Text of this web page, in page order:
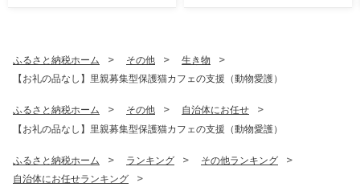
ふるさと納税ホーム その他
生き物
【お礼の品なし】里親募集型保護猫カフェの支援（動物愛護）
ふるさと納税ホーム その他
自治体にお任せ
【お礼の品なし】里親募集型保護猫カフェの支援（動物愛護）
ふるさと納税ホーム ランキング
その他ランキング
自治体にお任せランキング